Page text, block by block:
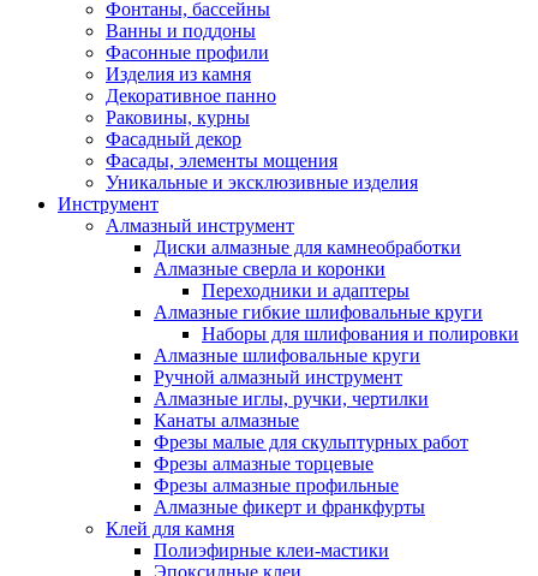
Фонтаны, бассейны
Ванны и поддоны
Фасонные профили
Изделия из камня
Декоративное панно
Раковины, курны
Фасадный декор
Фасады, элементы мощения
Уникальные и эксклюзивные изделия
Инструмент
Алмазный инструмент
Диски алмазные для камнеобработки
Алмазные сверла и коронки
Переходники и адаптеры
Алмазные гибкие шлифовальные круги
Наборы для шлифования и полировки
Алмазные шлифовальные круги
Ручной алмазный инструмент
Алмазные иглы, ручки, чертилки
Канаты алмазные
Фрезы малые для скульптурных работ
Фрезы алмазные торцевые
Фрезы алмазные профильные
Алмазные фикерт и франкфурты
Клей для камня
Полиэфирные клеи-мастики
Эпоксидные клеи